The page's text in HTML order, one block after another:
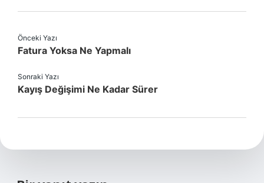
Önceki Yazı
Fatura Yoksa Ne Yapmalı
Sonraki Yazı
Kayış Değişimi Ne Kadar Sürer